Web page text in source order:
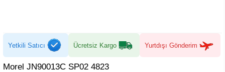
Yetkili Satıcı Ücretsiz Kargo Yurtdışı Gönderim
Morel JN90013C SP02 4823